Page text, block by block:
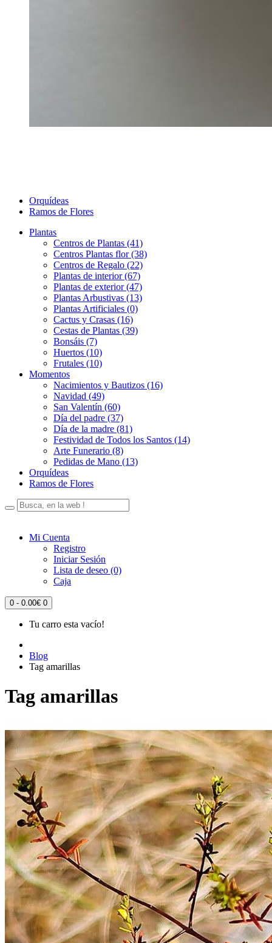
Orquídeas
Ramos de Flores
Plantas
Centros de Plantas (41)
Centros Plantas flor (38)
Centros de Regalo (22)
Plantas de interior (67)
Plantas de exterior (47)
Plantas Arbustivas (13)
Plantas Artificiales (0)
Cactus y Crasas (16)
Cestas de Plantas (39)
Bonsáis (7)
Huertos (10)
Frutales (10)
Momentos
Nacimientos y Bautizos (16)
Navidad (49)
San Valentín (60)
Día del padre (37)
Día de la madre (81)
Festividad de Todos los Santos (14)
Arte Funerario (8)
Pedidas de Mano (13)
Orquídeas
Ramos de Flores
Mi Cuenta
Registro
Iniciar Sesión
Lista de deseo (0)
Caja
0 - 0.00€ 0
Tu carro esta vacío!
Blog
Tag amarillas
Tag amarillas